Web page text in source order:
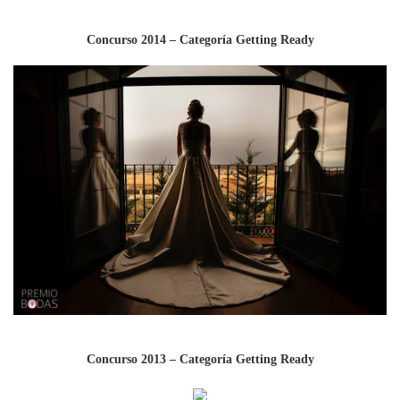
Concurso 2014 – Categoría Getting Ready
Concurso 2013 – Categoría Getting Ready